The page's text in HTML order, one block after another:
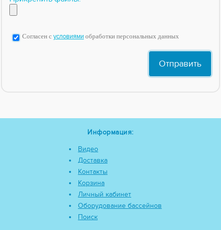
Согласен с условиями обработки персональных данных
Информация:
Видео
Доставка
Контакты
Корзина
Личный кабинет
Оборудование бассейнов
Поиск